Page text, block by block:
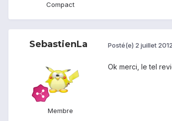
Compact
SebastienLa
Membre
Posté(e) 2 juillet 2012
Ok merci, le tel